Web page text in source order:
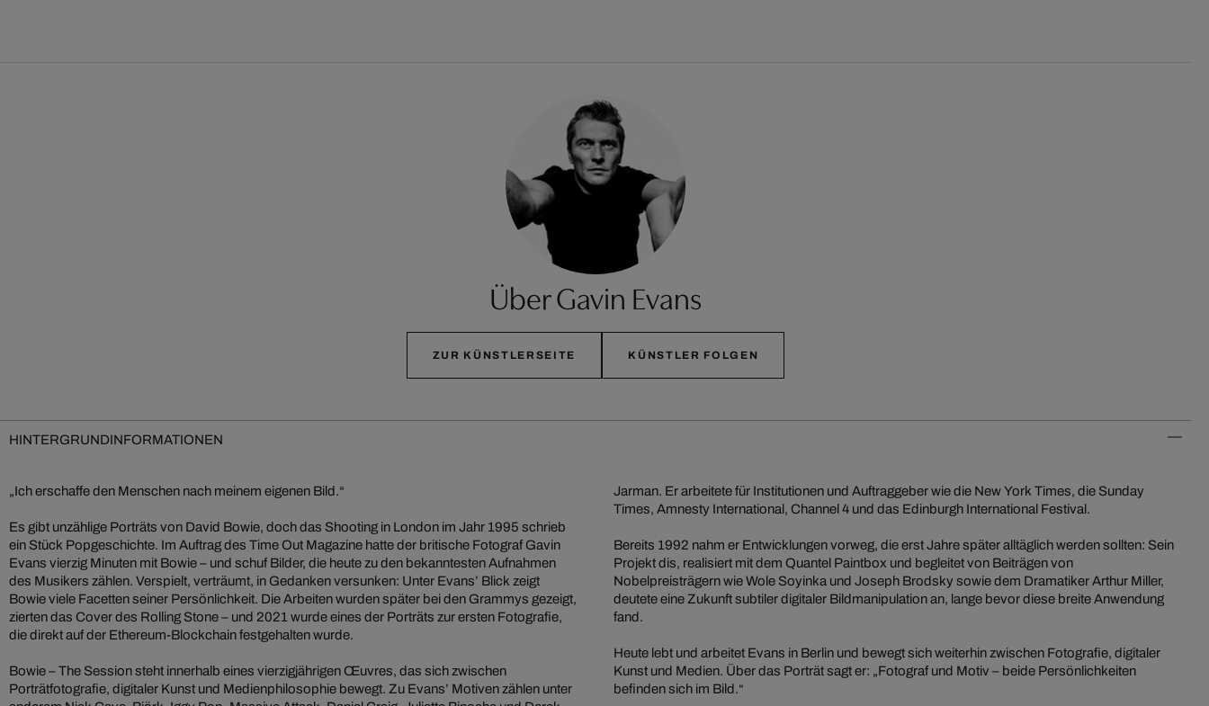
Über Gavin Evans
ZUR KÜNSTLERSEITE KÜNSTLER FOLGEN
HINTERGRUNDINFORMATIONEN
„Ich erschaffe den Menschen nach meinem eigenen Bild.“
Es gibt unzählige Porträts von David Bowie, doch das Shooting in London im Jahr 1995 schrieb
ein Stück Popgeschichte. Im Auftrag des Time Out Magazine hatte der britische Fotograf Gavin
Evans vierzig Minuten mit Bowie – und schuf Bilder, die heute zu den bekanntesten Aufnahmen
des Musikers zählen. Verspielt, verträumt, in Gedanken versunken: Unter Evans’ Blick zeigt
Bowie viele Facetten seiner Persönlichkeit. Die Arbeiten wurden später bei den Grammys gezeigt,
zierten das Cover des Rolling Stone – und 2021 wurde eines der Porträts zur ersten Fotografie,
die direkt auf der Ethereum-Blockchain festgehalten wurde.
Bowie – The Session steht innerhalb eines vierzigjährigen Œuvres, das sich zwischen
Porträtfotografie, digitaler Kunst und Medienphilosophie bewegt. Zu Evans’ Motiven zählen unter
Jarman. Er arbeitete für Institutionen und Auftraggeber wie die New York Times, die Sunday
Times, Amnesty International, Channel 4 und das Edinburgh International Festival.
Bereits 1992 nahm er Entwicklungen vorweg, die erst Jahre später alltäglich werden sollten: Sein
Projekt dis, realisiert mit dem Quantel Paintbox und begleitet von Beiträgen von
Nobelpreisträgern wie Wole Soyinka und Joseph Brodsky sowie dem Dramatiker Arthur Miller,
deutete eine Zukunft subtiler digitaler Bildmanipulation an, lange bevor diese breite Anwendung
fand.
Heute lebt und arbeitet Evans in Berlin und bewegt sich weiterhin zwischen Fotografie, digitaler
Kunst und Medien. Über das Porträt sagt er: „Fotograf und Motiv – beide Persönlichkeiten
befinden sich im Bild.“